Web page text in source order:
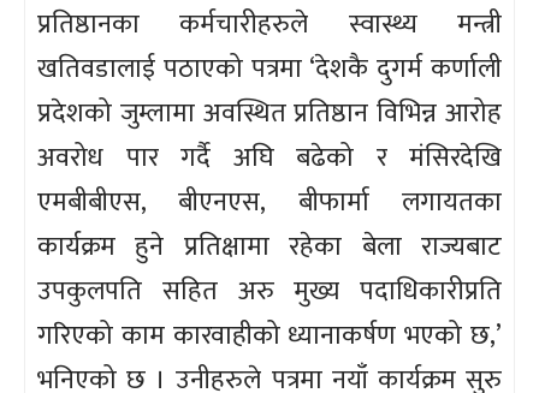
प्रतिष्ठानका कर्मचारीहरुले स्वास्थ्य मन्त्री
खतिवडालाई पठाएको पत्रमा ‘देशकै दुगर्म कर्णाली
प्रदेशको जुम्लामा अवस्थित प्रतिष्ठान विभिन्न आरोह
अवरोध पार गर्दै अघि बढेको र मंसिरदेखि
एमबीबीएस, बीएनएस, बीफार्मा लगायतका
कार्यक्रम हुने प्रतिक्षामा रहेका बेला राज्यबाट
उपकुलपति सहित अरु मुख्य पदाधिकारीप्रति
गरिएको काम कारवाहीको ध्यानाकर्षण भएको छ,’
भनिएको छ । उनीहरुले पत्रमा नयाँ कार्यक्रम सुरु